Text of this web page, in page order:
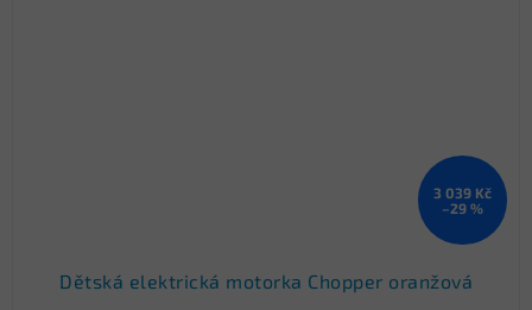
3 039 Kč
–29 %
Dětská elektrická motorka Chopper oranžová